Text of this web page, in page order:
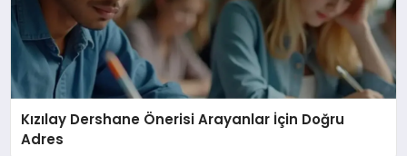
Kızılay Dershane Önerisi Arayanlar İçin Doğru
Adres